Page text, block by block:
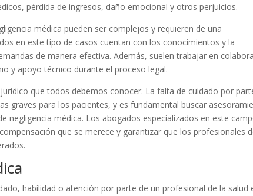
pérdida de ingresos, daño emocional y otros perjuicios.
médica pueden ser complejos y requieren de una
en este tipo de casos cuentan con los conocimientos y la
de manera efectiva. Además, suelen trabajar en
y apoyo técnico durante el proceso legal.
que todos debemos conocer. La falta de cuidado por
graves para los pacientes, y es fundamental buscar
negligencia médica. Los abogados especializados en este
que se merece y garantizar que los profesionales
habilidad o atención por parte de un profesional de la salud